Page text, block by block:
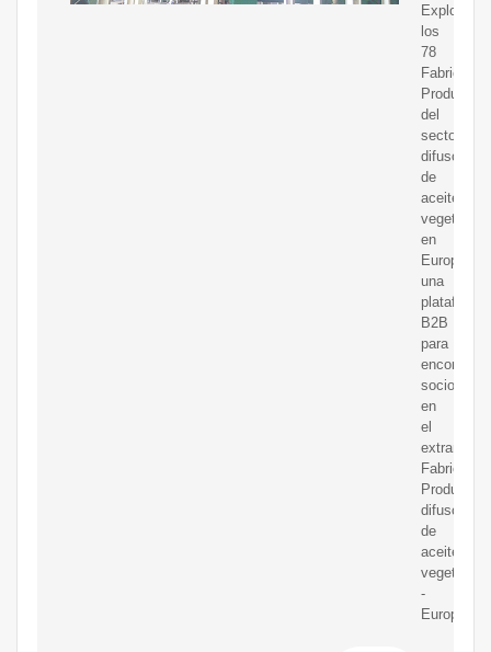
Explore
los
78
Fabricante
Productor
del
sector
difusores
de
aceites
vegetales
en
una
plataforma
B2B
para
encontrar
socios
en
el
extranjero.
Fabricante
Productor
difusores
de
aceites
vegetales
-
Europages